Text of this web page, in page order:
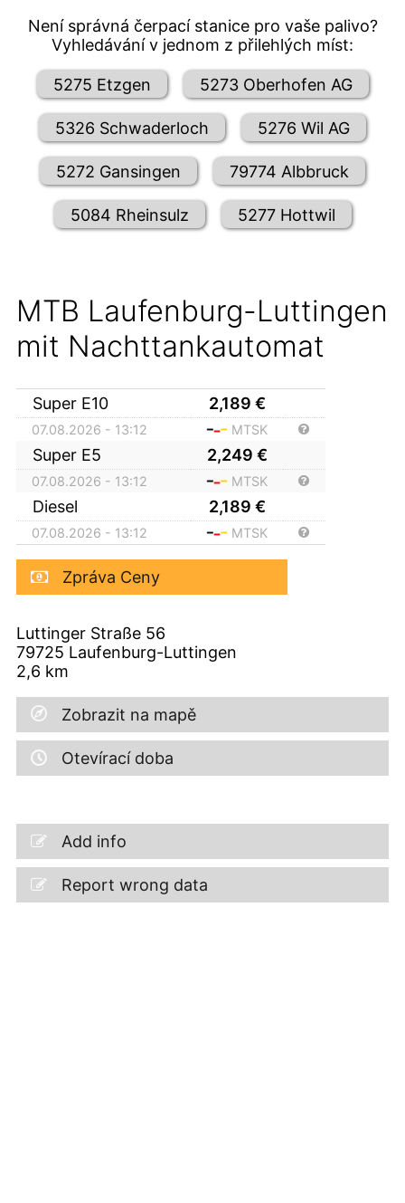
Není správná čerpací stanice pro vaše palivo?
Vyhledávání v jednom z přilehlých míst:
5275 Etzgen 5273 Oberhofen AG
5326 Schwaderloch 5276 Wil AG
5272 Gansingen 79774 Albbruck
5084 Rheinsulz 5277 Hottwil
MTB Laufenburg-Luttingen
mit Nachttankautomat
Super E10 2,189 €
07.08.2026 - 13:12 MTSK
Super E5 2,249 €
07.08.2026 - 13:12 MTSK
Diesel 2,189 €
07.08.2026 - 13:12 MTSK
Zpráva Ceny
Luttinger Straße 56
79725 Laufenburg-Luttingen
2,6 km
Zobrazit na mapě
Otevírací doba
Add info
Report wrong data